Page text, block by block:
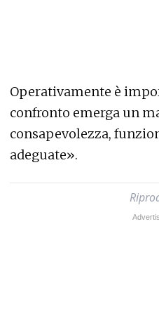
Operativamente è
confronto emerga un
consapevolezza,
adeguate».